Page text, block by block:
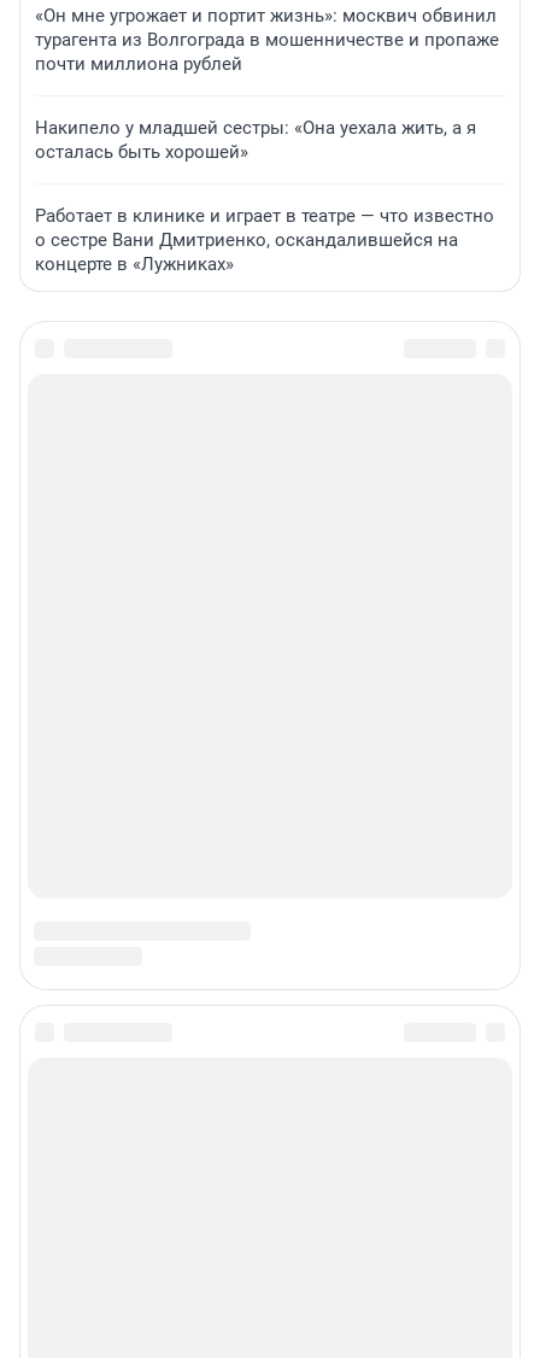
«Он мне угрожает и портит жизнь»: москвич обвинил
турагента из Волгограда в мошенничестве и пропаже
почти миллиона рублей
Накипело у младшей сестры: «Она уехала жить, а я
осталась быть хорошей»
Работает в клинике и играет в театре — что известно
о сестре Вани Дмитриенко, оскандалившейся на
концерте в «Лужниках»